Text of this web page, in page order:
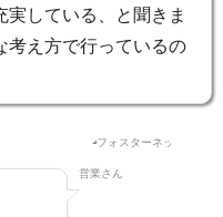
実している、と聞きま
考え方で行っているの